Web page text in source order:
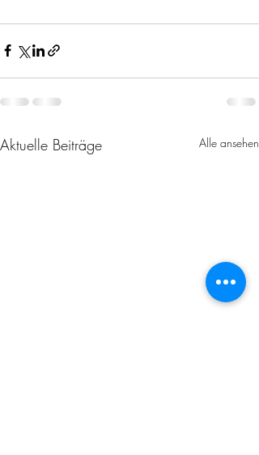
Aktuelle Beiträge Alle ansehen